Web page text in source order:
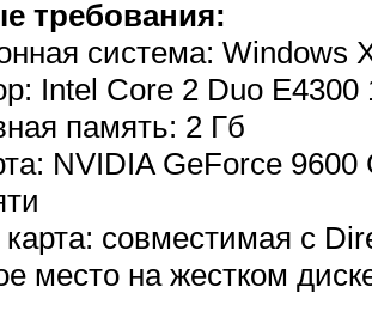
требования:
система: Windows
Intel Core 2 Duo
память: 2 Гб
NVIDIA GeForce
карта: совместимая с
место на жестком